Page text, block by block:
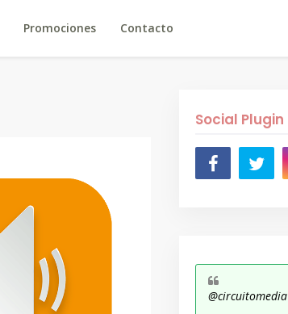
Promociones Contacto
Social Plugin
@circuitomedia